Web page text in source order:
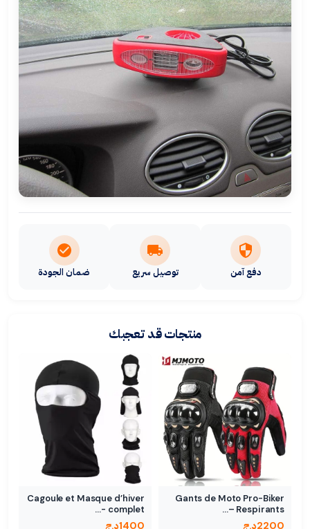
دفع آمن توصيل سريع ضمان الجودة
منتجات قد تعجبك
Gants de Moto Pro-Biker
Respirants –…
2200د.ج
Cagoule et Masque d’hiver
complet -…
1400د.ج